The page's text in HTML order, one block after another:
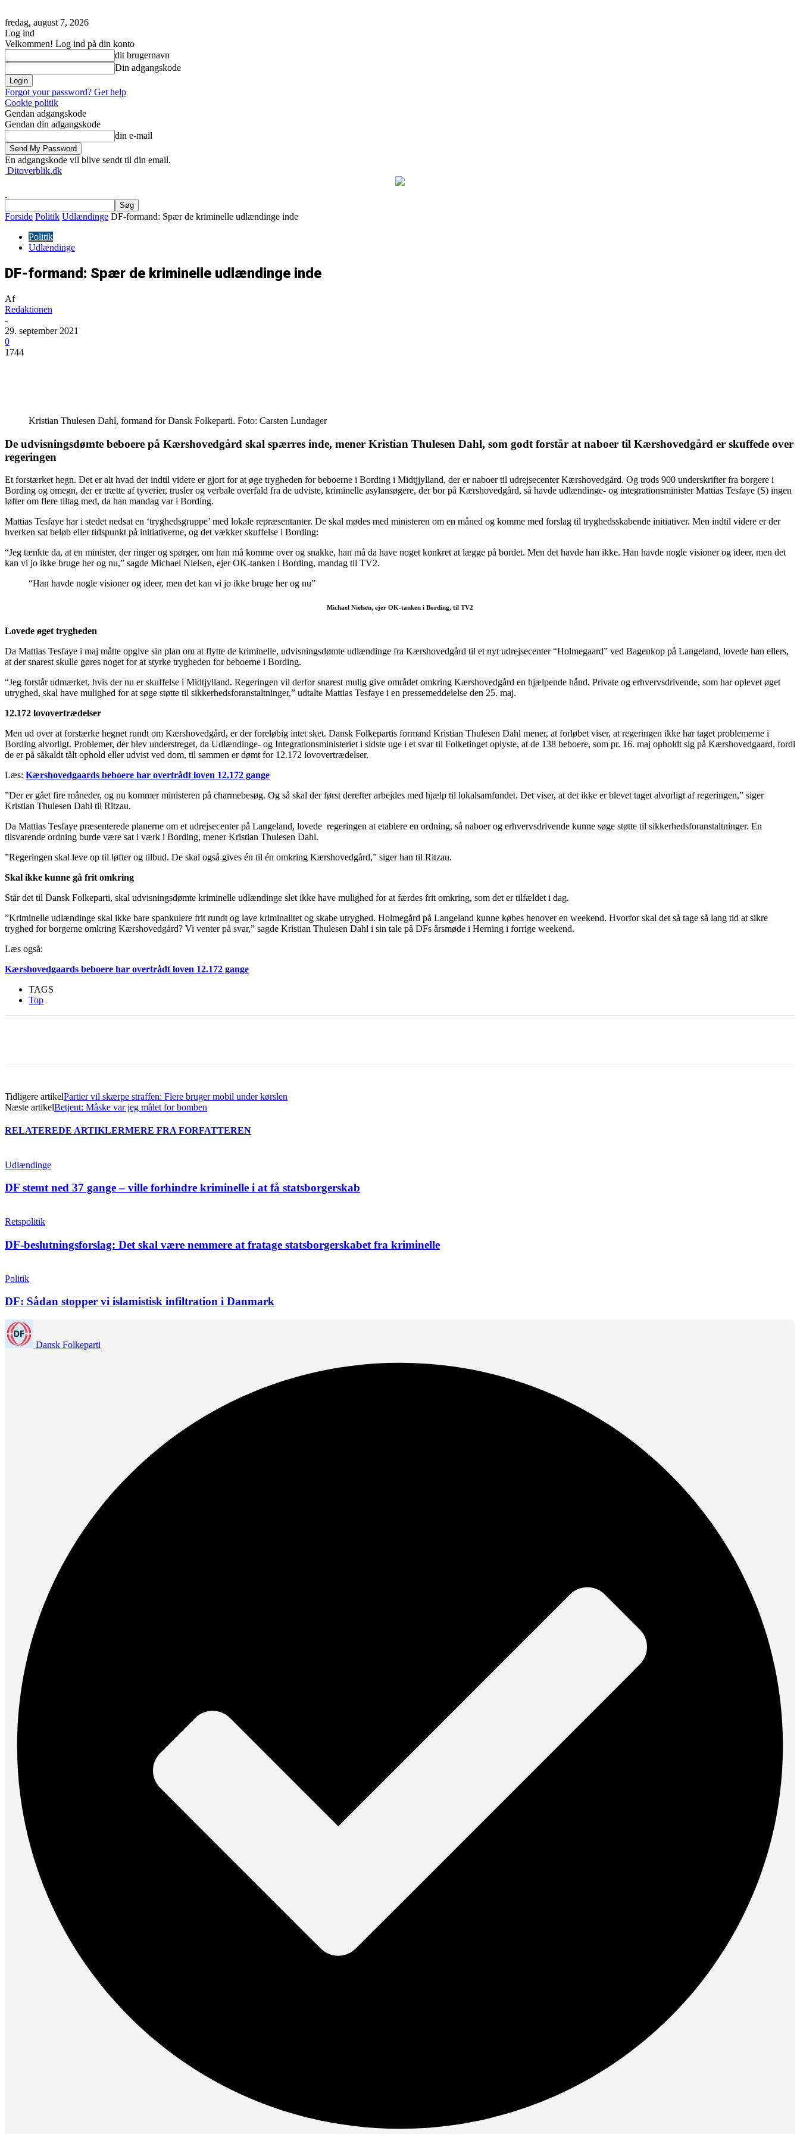
fredag, august 7, 2026
Log ind
Velkommen! Log ind på din konto
dit brugernavn
Din adgangskode
Forgot your password? Get help
Cookie politik
Gendan adgangskode
Gendan din adgangskode
din e-mail
En adgangskode vil blive sendt til din email.
Ditoverblik.dk
Forside Politik Udlændinge DF-formand: Spær de kriminelle udlændinge inde
Politik
Udlændinge
DF-formand: Spær de kriminelle udlændinge inde
Af
Redaktionen
-
29. september 2021
0
1744
Kristian Thulesen Dahl, formand for Dansk Folkeparti. Foto: Carsten Lundager
De udvisningsdømte beboere på Kærshovedgård skal spærres inde, mener Kristian Thulesen Dahl, som godt forstår at naboer til Kærshovedgård er skuffede over
regeringen
Et forstærket hegn. Det er alt hvad der indtil videre er gjort for at øge trygheden for beboerne i Bording i Midtjjylland, der er naboer til udrejsecenter Kærshovedgård. Og trods 900 underskrifter fra borgere i
Bording og omegn, der er trætte af tyverier, trusler og verbale overfald fra de udviste, kriminelle asylansøgere, der bor på Kærshovedgård, så havde udlændinge- og integrationsminister Mattias Tesfaye (S) ingen
løfter om flere tiltag med, da han mandag var i Bording.
Mattias Tesfaye har i stedet nedsat en ‘tryghedsgruppe’ med lokale repræsentanter. De skal mødes med ministeren om en måned og komme med forslag til tryghedsskabende initiativer. Men indtil videre er der
hverken sat beløb eller tidspunkt på initiativerne, og det vækker skuffelse i Bording:
“Jeg tænkte da, at en minister, der ringer og spørger, om han må komme over og snakke, han må da have noget konkret at lægge på bordet. Men det havde han ikke. Han havde nogle visioner og ideer, men det
kan vi jo ikke bruge her og nu,” sagde Michael Nielsen, ejer OK-tanken i Bording, mandag til TV2.
“Han havde nogle visioner og ideer, men det kan vi jo ikke bruge her og nu”
Michael Nielsen, ejer OK-tanken i Bording, til TV2
Lovede øget trygheden
Da Mattias Tesfaye i maj måtte opgive sin plan om at flytte de kriminelle, udvisningsdømte udlændinge fra Kærshovedgård til et nyt udrejsecenter “Holmegaard” ved Bagenkop på Langeland, lovede han ellers,
at der snarest skulle gøres noget for at styrke trygheden for beboerne i Bording.
“Jeg forstår udmærket, hvis der nu er skuffelse i Midtjylland. Regeringen vil derfor snarest mulig give området omkring Kærshovedgård en hjælpende hånd. Private og erhvervsdrivende, som har oplevet øget
utryghed, skal have mulighed for at søge støtte til sikkerhedsforanstaltninger,” udtalte Mattias Tesfaye i en pressemeddelelse den 25. maj.
12.172 lovovertrædelser
Men ud over at forstærke hegnet rundt om Kærshovedgård, er der foreløbig intet sket. Dansk Folkepartis formand Kristian Thulesen Dahl mener, at forløbet viser, at regeringen ikke har taget problemerne i
Bording alvorligt. Problemer, der blev understreget, da Udlændinge- og Integrationsministeriet i sidste uge i et svar til Folketinget oplyste, at de 138 beboere, som pr. 16. maj opholdt sig på Kærshovedgaard, fordi
de er på såkaldt tålt ophold eller udvist ved dom, til sammen er dømt for 12.172 lovovertrædelser.
Læs: Kærshovedgaards beboere har overtrådt loven 12.172 gange
”Der er gået fire måneder, og nu kommer ministeren på charmebesøg. Og så skal der først derefter arbejdes med hjælp til lokalsamfundet. Det viser, at det ikke er blevet taget alvorligt af regeringen,” siger
Kristian Thulesen Dahl til Ritzau.
Da Mattias Tesfaye præsenterede planerne om et udrejsecenter på Langeland, lovede regeringen at etablere en ordning, så naboer og erhvervsdrivende kunne søge støtte til sikkerhedsforanstaltninger. En
tilsvarende ordning burde være sat i værk i Bording, mener Kristian Thulesen Dahl.
”Regeringen skal leve op til løfter og tilbud. De skal også gives én til én omkring Kærshovedgård,” siger han til Ritzau.
Skal ikke kunne gå frit omkring
Står det til Dansk Folkeparti, skal udvisningsdømte kriminelle udlændinge slet ikke have mulighed for at færdes frit omkring, som det er tilfældet i dag.
”Kriminelle udlændinge skal ikke bare spankulere frit rundt og lave kriminalitet og skabe utryghed. Holmegård på Langeland kunne købes henover en weekend. Hvorfor skal det så tage så lang tid at sikre
tryghed for borgerne omkring Kærshovedgård? Vi venter på svar,” sagde Kristian Thulesen Dahl i sin tale på DFs årsmøde i Herning i forrige weekend.
Læs også:
Kærshovedgaards beboere har overtrådt loven 12.172 gange
TAGS
Top
Tidligere artikelPartier vil skærpe straffen: Flere bruger mobil under kørslen
Næste artikelBetjent: Måske var jeg målet for bomben
RELATEREDE ARTIKLERMERE FRA FORFATTEREN
Udlændinge
DF stemt ned 37 gange – ville forhindre kriminelle i at få statsborgerskab
Retspolitik
DF-beslutningsforslag: Det skal være nemmere at fratage statsborgerskabet fra kriminelle
Politik
DF: Sådan stopper vi islamistisk infiltration i Danmark
Dansk Folkeparti